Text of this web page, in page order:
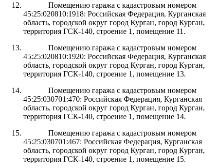
Помещению гаража с кадастровым номером
45:25:020810:1918: Российская Федерация, Курганская
область, городской округ город Курган, город Курган,
территория ГСК-140, строение 1, помещение 11.
Помещению гаража с кадастровым номером
45:25:020810:1920: Российская Федерация, Курганская
область, городской округ город Курган, город Курган,
территория ГСК-140, строение 1, помещение 13.
Помещению гаража с кадастровым номером
45:25:030701:470: Российская Федерация, Курганская
область, городской округ город Курган, город Курган,
территория ГСК-140, строение 1, помещение 14.
Помещению гаража с кадастровым номером
45:25:030701:467: Российская Федерация, Курганская
область, городской округ город Курган, город Курган,
территория ГСК-140, строение 1, помещение 15.